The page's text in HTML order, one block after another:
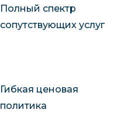
Полный спектр
сопутствующих услуг
Гибкая ценовая
политика